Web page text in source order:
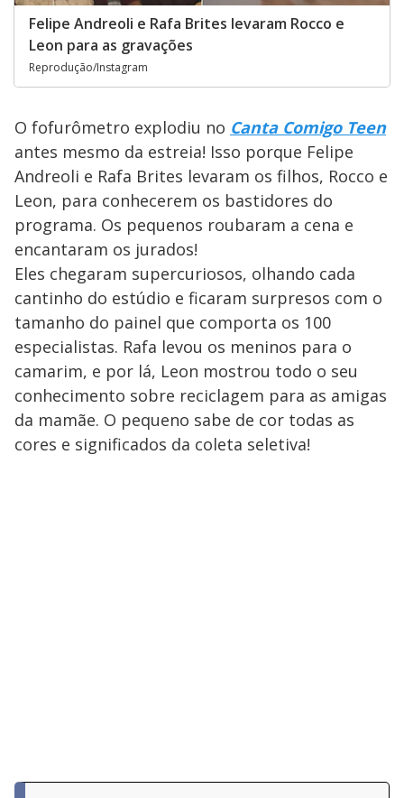
Felipe Andreoli e Rafa Brites levaram Rocco e
Leon para as gravações
Reprodução/Instagram
O fofurômetro explodiu no Canta Comigo Teen
antes mesmo da estreia! Isso porque Felipe
Andreoli e Rafa Brites levaram os filhos, Rocco e
Leon, para conhecerem os bastidores do
programa. Os pequenos roubaram a cena e
encantaram os jurados!
Eles chegaram supercuriosos, olhando cada
cantinho do estúdio e ficaram surpresos com o
tamanho do painel que comporta os 100
especialistas. Rafa levou os meninos para o
camarim, e por lá, Leon mostrou todo o seu
conhecimento sobre reciclagem para as amigas
da mamãe. O pequeno sabe de cor todas as
cores e significados da coleta seletiva!